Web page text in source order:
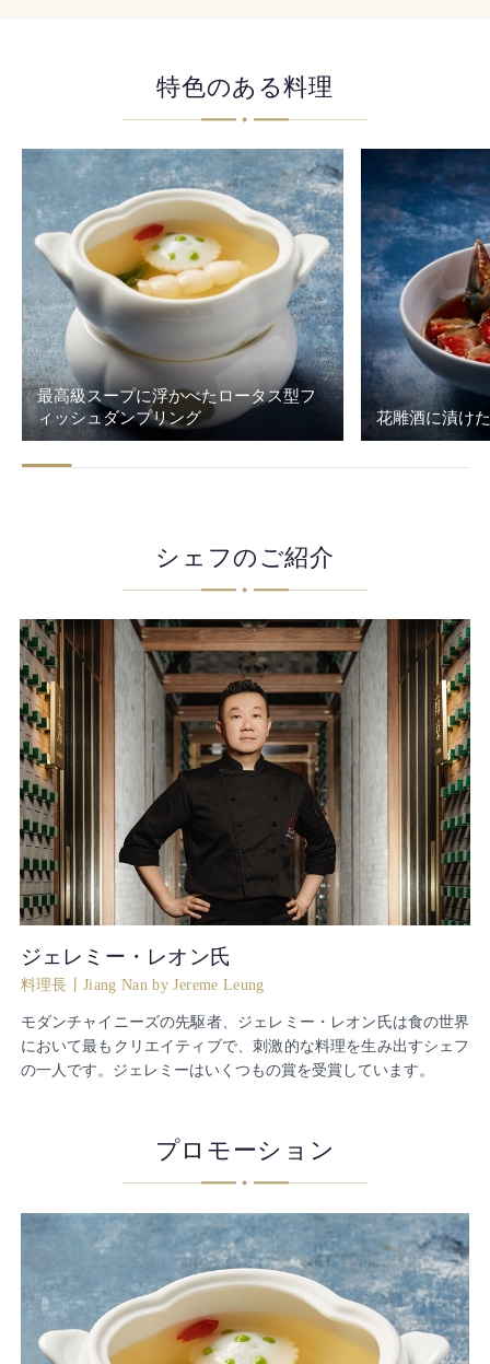
特色のある料理
最高級スープに浮かべたロータス型フ
ィッシュダンプリング
花雕酒に漬け
シェフのご紹介
ジェレミー・レオン氏
料理長丨Jiang Nan by Jereme Leung
モダンチャイニーズの先駆者、ジェレミー・レオン氏は食の世界
において最もクリエイティブで、刺激的な料理を生み出すシェフ
の一人です。ジェレミーはいくつもの賞を受賞しています。
プロモーション